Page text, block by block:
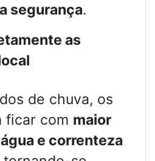
segurança.
as
de chuva, os
ficar com maior
e correnteza